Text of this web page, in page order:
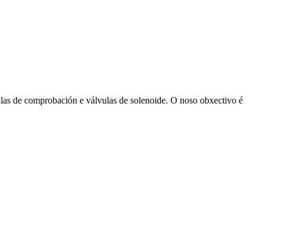
de comprobación e válvulas de solenoide. O noso obxectivo é